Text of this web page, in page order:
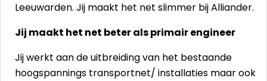
Leeuwarden. Jij maakt het net slimmer bij Alliander.
Jij maakt het net beter alsprimair engineer
Jij werkt aan de uitbreiding van het bestaande
hoogspannings transportnet/ installaties maar ook